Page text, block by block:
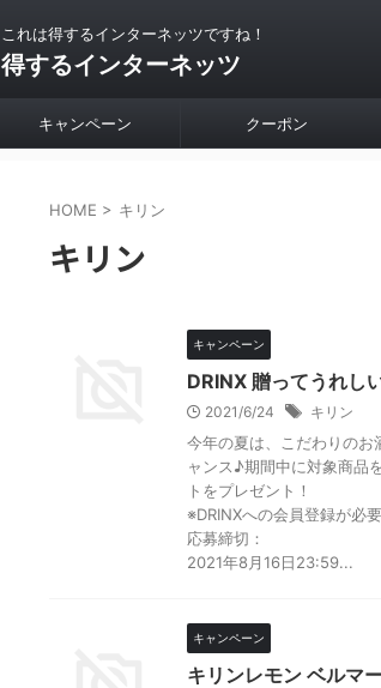
これは得するインターネッツですね！
得するインターネッツ
キャンペーン クーポン
HOME > キリン
キリン
キャンペーン
DRINX 贈ってうれし
2021/6/24 キリン
今年の夏は、こだわりのお
ャンス♪期間中に対象商品
トをプレゼント！
※DRINXへの会員登録が必要
応募締切：
2021年8月16日23:59...
キャンペーン
キリンレモン ベルマ